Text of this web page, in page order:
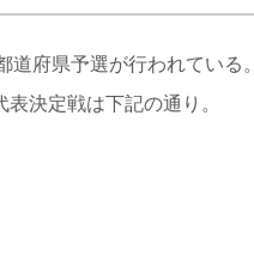
府県予選が行われている。
決定戦は下記の通り。